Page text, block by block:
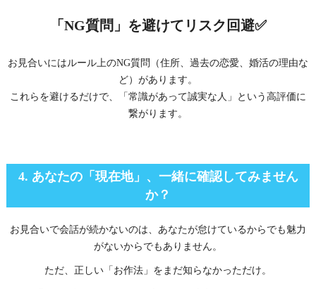
「NG質問」を避けてリスク回避✅
お見合いにはルール上のNG質問（住所、過去の恋愛、婚活の理由な
ど）があります。
これらを避けるだけで、「常識があって誠実な人」という高評価に
繋がります。
4. あなたの「現在地」、一緒に確認してみません
か？
お見合いで会話が続かないのは、あなたが怠けているからでも魅力
がないからでもありません。
ただ、正しい「お作法」をまだ知らなかっただけ。